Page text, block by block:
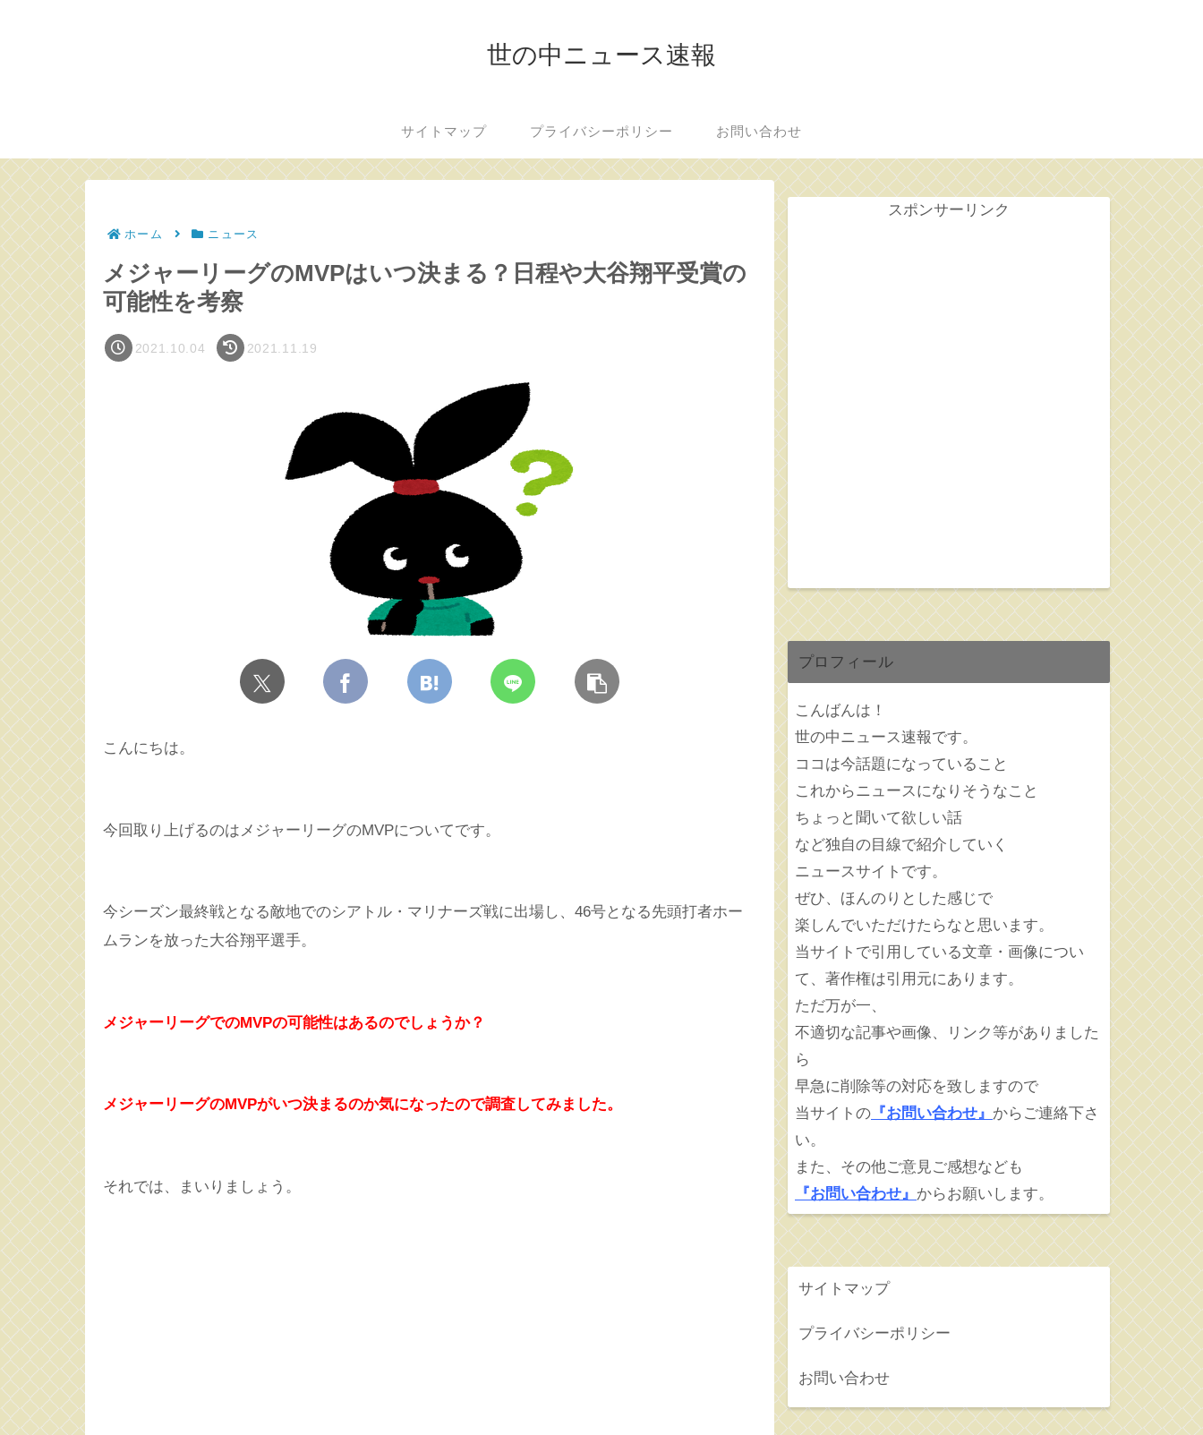
世の中ニュース速報
サイトマップ プライバシーポリシー お問い合わせ
ホーム ニュース
メジャーリーグのMVPはいつ決まる？日程や大谷翔平受賞の
可能性を考察
2021.10.04 2021.11.19
こんにちは。
今回取り上げるのはメジャーリーグのMVPについてです。
今シーズン最終戦となる敵地でのシアトル・マリナーズ戦に出場し、46号となる先頭打者ホー
ムランを放った大谷翔平選手。
メジャーリーグでのMVPの可能性はあるのでしょうか？
メジャーリーグのMVPがいつ決まるのか気になったので調査してみました。
それでは、まいりましょう。
スポンサーリンク
プロフィール
こんばんは！
世の中ニュース速報です。
ココは今話題になっていること
これからニュースになりそうなこと
ちょっと聞いて欲しい話
など独自の目線で紹介していく
ニュースサイトです。
ぜひ、ほんのりとした感じで
楽しんでいただけたらなと思います。
当サイトで引用している文章・画像につい
て、著作権は引用元にあります。
ただ万が一、
不適切な記事や画像、リンク等がありました
ら
早急に削除等の対応を致しますので
当サイトの 『お問い合わせ』 からご連絡下さ
い。
また、その他ご意見ご感想なども
『お問い合わせ』 からお願いします。
サイトマップ
プライバシーポリシー
お問い合わせ